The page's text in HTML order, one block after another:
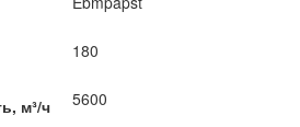
180
м³/ч
5600